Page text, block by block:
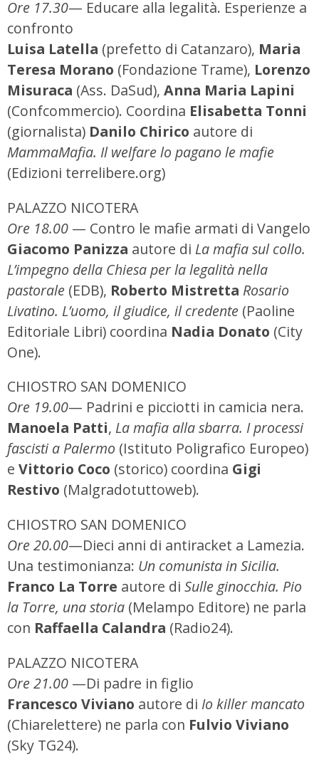
Ore 17.30— Educare alla legalità. Esperienze a
confronto
Luisa Latella (prefetto di Catanzaro), Maria
Teresa Morano (Fondazione Trame), Lorenzo
Misuraca (Ass. DaSud), Anna Maria Lapini
(Confcommercio). Coordina Elisabetta Tonni
(giornalista) Danilo Chirico autore di
MammaMafia. Il welfare lo pagano le mafie
(Edizioni terrelibere.org)
PALAZZO NICOTERA
Ore 18.00 — Contro le mafie armati di Vangelo
Giacomo Panizza autore di La mafia sul collo.
L’impegno della Chiesa per la legalità nella
pastorale (EDB), Roberto Mistretta Rosario
Livatino. L’uomo, il giudice, il credente (Paoline
Editoriale Libri) coordina Nadia Donato (City
One).
CHIOSTRO SAN DOMENICO
Ore 19.00— Padrini e picciotti in camicia nera.
Manoela Patti, La mafia alla sbarra. I processi
fascisti a Palermo (Istituto Poligrafico Europeo)
e Vittorio Coco (storico) coordina Gigi
Restivo (Malgradotuttoweb).
CHIOSTRO SAN DOMENICO
Ore 20.00—Dieci anni di antiracket a Lamezia.
Una testimonianza: Un comunista in Sicilia.
Franco La Torre autore di Sulle ginocchia. Pio
la Torre, una storia (Melampo Editore) ne parla
con Raffaella Calandra (Radio24).
PALAZZO NICOTERA
Ore 21.00 —Di padre in figlio
Francesco Viviano autore di Io killer mancato
(Chiarelettere) ne parla con Fulvio Viviano
(Sky TG24).